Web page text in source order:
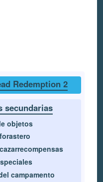
Redemption 2
secundarias
objetos
campamento